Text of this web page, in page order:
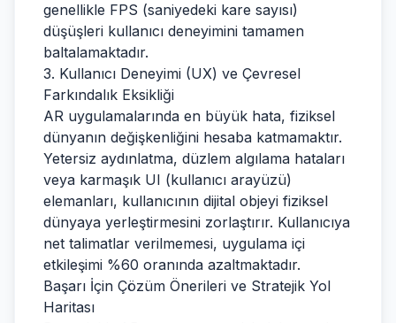
genellikle FPS (saniyedeki kare sayısı)
düşüşleri kullanıcı deneyimini tamamen
baltalamaktadır.
3. Kullanıcı Deneyimi (UX) ve Çevresel
Farkındalık Eksikliği
AR uygulamalarında en büyük hata, fiziksel
dünyanın değişkenliğini hesaba katmamaktır.
Yetersiz aydınlatma, düzlem algılama hataları
veya karmaşık UI (kullanıcı arayüzü)
elemanları, kullanıcının dijital objeyi fiziksel
dünyaya yerleştirmesini zorlaştırır. Kullanıcıya
net talimatlar verilmemesi, uygulama içi
etkileşimi %60 oranında azaltmaktadır.
Başarı İçin Çözüm Önerileri ve Stratejik Yol
Haritası